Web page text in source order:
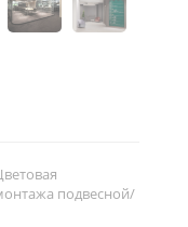
подвесной/